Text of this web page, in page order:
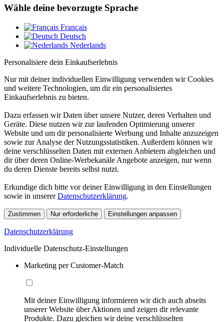
Wähle deine bevorzugte Sprache
Français
Deutsch
Nederlands
Personalisiere dein Einkaufserlebnis
Nur mit deiner individuellen Einwilligung verwenden wir Cookies
und weitere Technologien, um dir ein personalisiertes
Einkaufserlebnis zu bieten.
Dazu erfassen wir Daten über unsere Nutzer, deren Verhalten und
Geräte. Diese nutzen wir zur laufenden Optimierung unserer
Website und um dir personalisierte Werbung und Inhalte anzuzeigen
sowie zur Analyse der Nutzungsstatistiken. Außerdem können wir
deine verschlüsselten Daten mit externen Anbietern abgleichen und
dir über deren Online-Werbekanäle Angebote anzeigen, nur wenn
du deren Dienste bereits selbst nutzt.
Erkundige dich bitte vor deiner Einwilligung in den Einstellungen
sowie in unsererDatenschutzerklärung.
Zustimmen Nur erforderliche Einstellungen anpassen
Datenschutzerklärung
Individuelle Datenschutz-Einstellungen
Marketing per Customer-Match
Mit deiner Einwilligung informieren wir dich auch abseits
unserer Website über Aktionen und zeigen dir relevante
Produkte. Dazu gleichen wir deine verschlüsselten